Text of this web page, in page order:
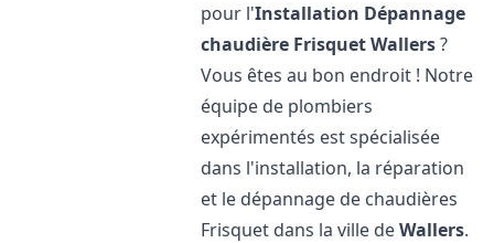
pour l'Installation Dépannage
chaudière FrisquetWallers?
Vous êtes au bon endroit ! Notre
équipe de plombiers
expérimentés est spécialisée
dans l'installation, la réparation
et le dépannage de chaudières
Frisquet dans la ville deWallers.